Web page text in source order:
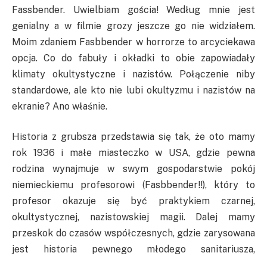
Fassbender. Uwielbiam gościa! Według mnie jest
genialny a w filmie grozy jeszcze go nie widziałem.
Moim zdaniem Fasbbender w horrorze to arcyciekawa
opcja. Co do fabuły i okładki to obie zapowiadały
klimaty okultystyczne i nazistów. Połączenie niby
standardowe, ale kto nie lubi okultyzmu i nazistów na
ekranie? Ano właśnie.
Historia z grubsza przedstawia się tak, że oto mamy
rok 1936 i małe miasteczko w USA, gdzie pewna
rodzina wynajmuje w swym gospodarstwie pokój
niemieckiemu profesorowi (Fasbbender!!), który to
profesor okazuje się być praktykiem czarnej,
okultystycznej, nazistowskiej magii. Dalej mamy
przeskok do czasów współczesnych, gdzie zarysowana
jest historia pewnego młodego sanitariusza,